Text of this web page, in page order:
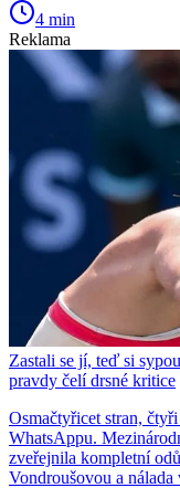
4 min
Reklama
Zastali se jí, teď si
pravdy čelí drsné kritice
Osmačtyřicet stran,
WhatsAppu.
zveřejnila kompletní
Vondroušovou a nálada